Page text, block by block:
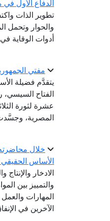
الدفاع الأول
تطوير الذات
والحوار وتحمل
أدوات الوقاية
مفتي
يتقدَّم فضيلة
الفتاح
عشرة لثورة
المصرية،
خلال
الأساس الحقيقي
الادخار
والتمييز بين
المهارات
الآخرين في